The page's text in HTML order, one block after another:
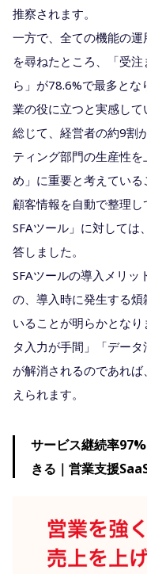
推察されます。
一方で、全ての機能の
を尋ねたところ、「受
ら」が78.6%で最多と
業の役に立つと実感して
総じて、経営者の約9割
ティング部門の生産性
め」に重要と考えている
顧客情報を自動で整理
SFAツール」に対しては
答しました。
SFAツールの導入メリッ
の、導入時に発生する
いることが明らかとな
タ入力が手間」「デー
が解消されるのであれ
えられます。
サービス継続率
きる｜営業支援